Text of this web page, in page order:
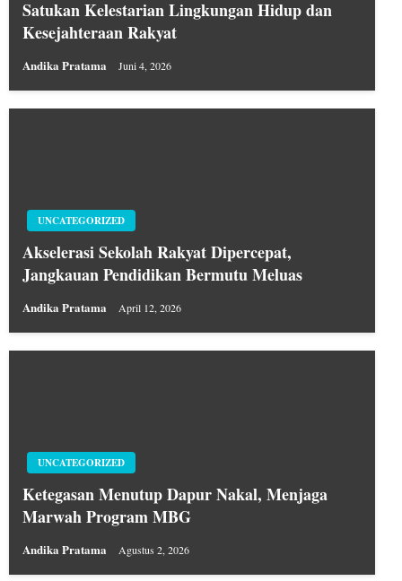
Satukan Kelestarian Lingkungan Hidup dan
Kesejahteraan Rakyat
Andika Pratama Juni 4, 2026
UNCATEGORIZED
Akselerasi Sekolah Rakyat Dipercepat,
Jangkauan Pendidikan Bermutu Meluas
Andika Pratama April 12, 2026
UNCATEGORIZED
Ketegasan Menutup Dapur Nakal, Menjaga
Marwah Program MBG
Andika Pratama Agustus 2, 2026